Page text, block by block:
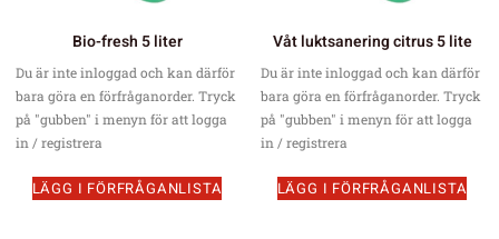
Bio-fresh 5 liter
Du är inte inloggad och kan därför
bara göra en förfråganorder. Tryck
på "gubben" i menyn för att logga
in / registrera
LÄGG I FÖRFRÅGANLISTA
Våt luktsanering citrus 5 lite
Du är inte inloggad och kan därför
bara göra en förfråganorder. Tryck
på "gubben" i menyn för att logga
in / registrera
LÄGG I FÖRFRÅGANLISTA